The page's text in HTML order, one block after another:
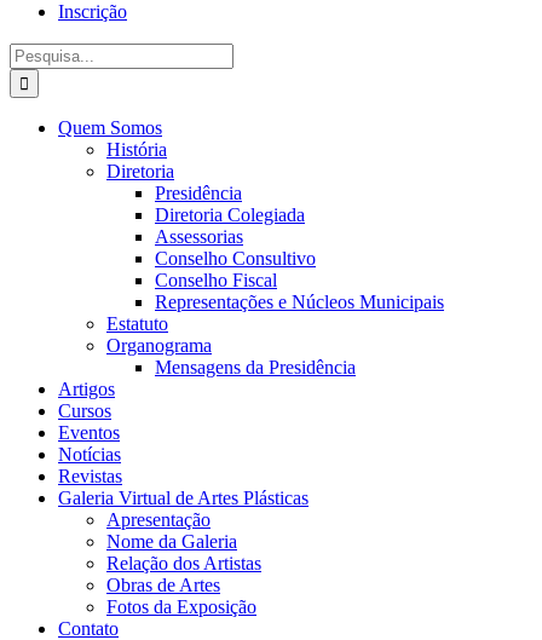
Inscrição
Procurar
por:
Quem Somos
História
Diretoria
Presidência
Diretoria Colegiada
Assessorias
Conselho Consultivo
Conselho Fiscal
Representações e Núcleos Municipais
Estatuto
Organograma
Mensagens da Presidência
Artigos
Cursos
Eventos
Notícias
Revistas
Galeria Virtual de Artes Plásticas
Apresentação
Nome da Galeria
Relação dos Artistas
Obras de Artes
Fotos da Exposição
Contato